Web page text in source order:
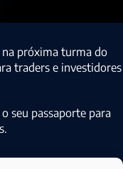
na próxima turma do
traders e investidores
o seu passaporte para